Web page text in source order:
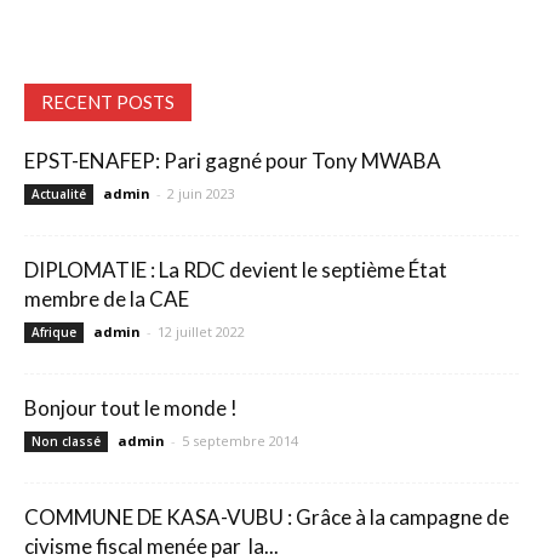
RECENT POSTS
EPST-ENAFEP: Pari gagné pour Tony MWABA
Actualité admin - 2 juin 2023
DIPLOMATIE : La RDC devient le septième État
membre de la CAE
Afrique admin - 12 juillet 2022
Bonjour tout le monde !
Non classé admin - 5 septembre 2014
COMMUNE DE KASA-VUBU : Grâce à la campagne de
civisme fiscal menée par la...